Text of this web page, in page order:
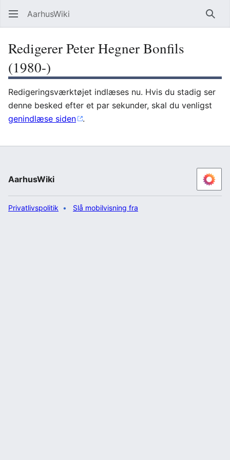
AarhusWiki Søg
Redigerer Peter Hegner Bonfils
(1980-)
Redigeringsværktøjet indlæses nu. Hvis du stadig ser
denne besked efter et par sekunder, skal du venligst
genindlæse siden
.
AarhusWiki
Privatlivspolitik Slå mobilvisning fra